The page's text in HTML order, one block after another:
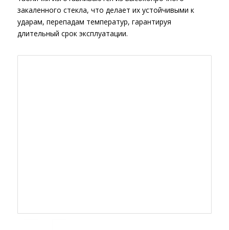
закаленного стекла, что делает их устойчивыми к
ударам, перепадам температур, гарантируя
длительный срок эксплуатации.